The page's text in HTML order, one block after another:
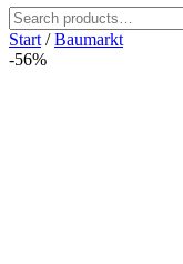
for:
Start /Baumarkt
-56%